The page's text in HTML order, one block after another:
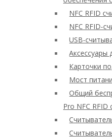
NFC RFID
NFC RFID-
USB-
Аксессуары
Карточки
Мост
Общий
Pro NFC RFID